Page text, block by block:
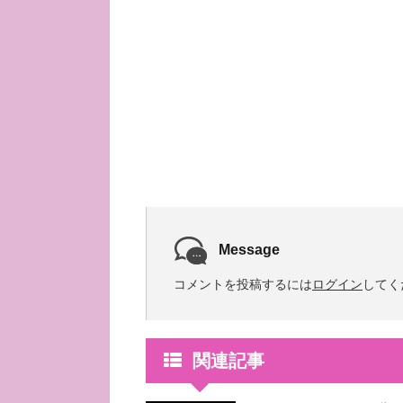
Message
コメントを投稿するにはログイン して
関連記事